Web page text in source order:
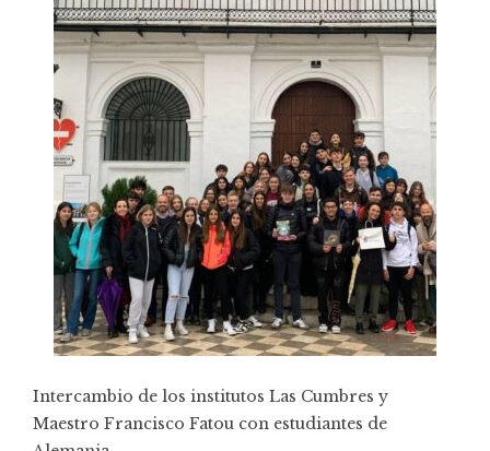
Intercambio de los institutos Las Cumbres y
Maestro Francisco Fatou con estudiantes de